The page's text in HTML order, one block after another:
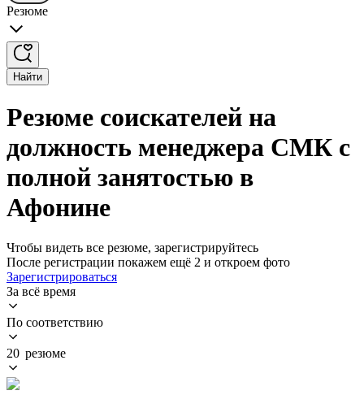
Резюме
Найти
Резюме соискателей на
должность менеджера СМК с
полной занятостью в
Афонине
Чтобы видеть все резюме, зарегистрируйтесь
После регистрации покажем ещё 2 и откроем фото
Зарегистрироваться
За всё время
По соответствию
20 резюме